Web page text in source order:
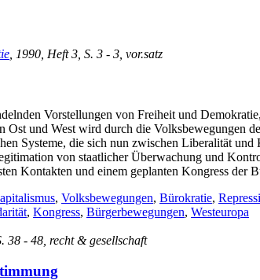
, 1990, Heft 3, S. 3 - 3, vor.satz
Vorstellungen von Freiheit und
Ost und West wird durch die Volksbewegungen
Systeme, die sich nun zwischen Liberalität
von staatlicher Überwachung und
Kontakten und einem geplanten Kongress der
, Volksbewegungen, Bürokratie,
, Kongress, Bürgerbewegungen, Westeuropa
38 - 48, recht & gesellschaft